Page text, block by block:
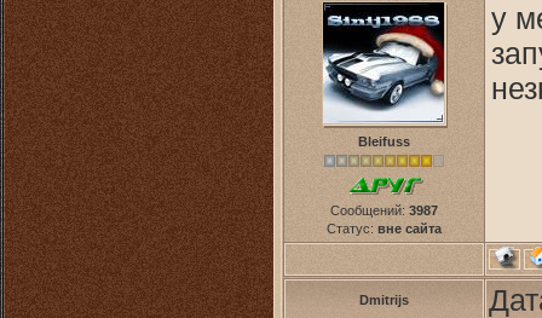
Bleifuss
Сообщений: 3987
Статус: вне сайта
у
Dmitrijs